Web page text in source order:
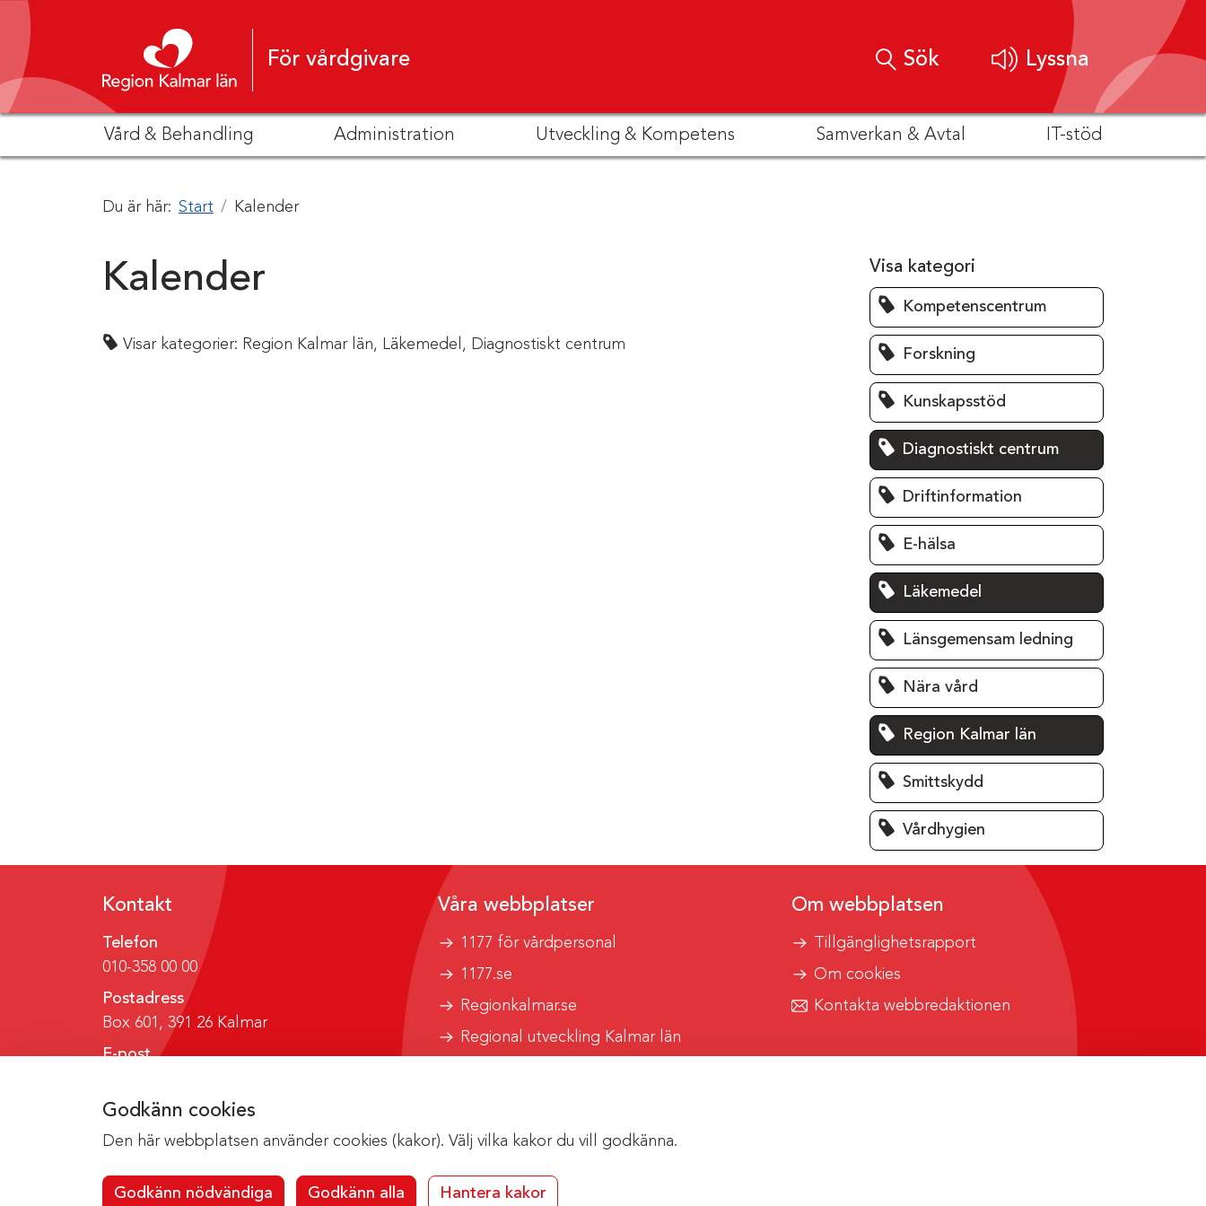
Godkänn cookies
Den här webbplatsen använder cookies (kakor). Välj vilka kakor du vill godkänna.
Godkänn nödvändiga Godkänn alla Hantera kakor
Hoppa till innehåll
För vårdgivare Sök Lyssna
Vård & Behandling Administration Utveckling & Kompetens Samverkan & Avtal IT-stöd
Du är här: Start Kalender
Kalender
Visar kategorier: Region Kalmar län, Läkemedel, Diagnostiskt centrum
Visa kategori
Kompetenscentrum
Forskning
Kunskapsstöd
Diagnostiskt centrum
Driftinformation
E-hälsa
Läkemedel
Länsgemensam ledning
Nära vård
Region Kalmar län
Smittskydd
Vårdhygien
Kontakt
Telefon
010-358 00 00
Postadress
Box 601, 391 26 Kalmar
E-post
Våra webbplatser
1177 för vårdpersonal
1177.se
Regionkalmar.se
Regional utveckling Kalmar län
Om webbplatsen
Tillgänglighetsrapport
Om cookies
Kontakta webbredaktionen